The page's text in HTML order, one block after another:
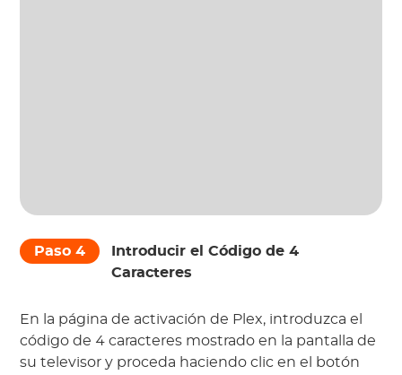
Paso 4
Introducir el Código de 4
Caracteres
En la página de activación de Plex, introduzca el
código de 4 caracteres mostrado en la pantalla de
su televisor y proceda haciendo clic en el botón